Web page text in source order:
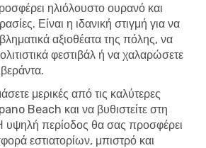
ηλιόλουστο ουρανό και
Είναι η ιδανική στιγμή για να
αξιοθέατα της πόλης, να
φεστιβάλ ή να χαλαρώσετε
μερικές από τις καλύτερες
Beach και να βυθιστείτε στη
υψηλή περίοδος θα σας προσφέρει
εστιατορίων, μπιστρό και